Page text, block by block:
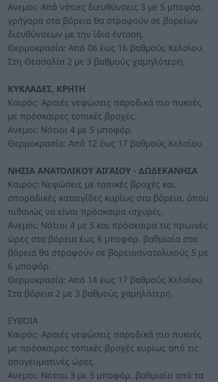
Ανεμοι: Από νότιες διευθύνσεις 3 με 5 μποφόρ,
γρήγορα στα βόρεια θα στραφούν σε βορείων
διευθύνσεων με την ίδια ένταση.
Θερμοκρασία: Από 06 έως 16 βαθμούς Κελσίου.
Στη Θεσσαλία 2 με 3 βαθμούς χαμηλότερη.
ΚΥΚΛΑΔΕΣ, ΚΡΗΤΗ
Καιρός: Αραιές νεφώσεις παροδικά πιο πυκνές
με πρόσκαιρες τοπικές βροχές.
Ανεμοι: Νότιοι 4 με 5 μποφόρ.
Θερμοκρασία: Από 12 έως 17 βαθμούς Κελσίου.
ΝΗΣΙΑ ΑΝΑΤΟΛΙΚΟΥ ΑΙΓΑΙΟΥ - ΔΩΔΕΚΑΝΗΣΑ
Καιρός: Νεφώσεις με τοπικές βροχές και
σποραδικές καταιγίδες κυρίως στα βόρεια, όπου
πιθανώς να είναι πρόσκαιρα ισχυρές.
Ανεμοι: Νότιοι 4 με 5 και πρόσκαιρα τις πρωινές
ώρες στα βόρεια έως 6 μποφόρ, βαθμιαία στα
βόρεια θα στραφούν σε βορειοανατολικούς 5 με
6 μποφόρ.
Θερμοκρασία: Από 14 έως 17 βαθμούς Κελσίου.
Στα βόρεια 2 με 3 βαθμούς χαμηλότερη.
ΕΥΒΟΙΑ
Καιρός: Αραιές νεφώσεις παροδικά πιο πυκνές
με πρόσκαιρες τοπικές βροχές κυρίως από τις
απογευματινές ώρες.
Ανεμοι: Νότιοι 3 με 5 μποφόρ, βαθμιαία από τα